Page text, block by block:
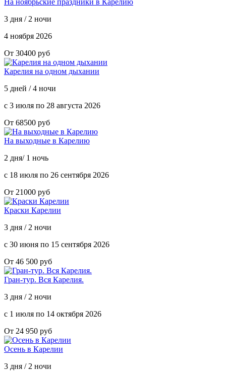
3 дня / 2 ночи
4 ноября 2026
От 30400 руб
Карелия на одном дыхании
5 дней / 4 ночи
с 3 июля по 28 августа 2026
От 68500 руб
На выходные в Карелию
2 дня/ 1 ночь
с 18 июля по 26 сентября 2026
От 21000 руб
Краски Карелии
3 дня / 2 ночи
с 30 июня по 15 сентября 2026
От 46 500 руб
Гран-тур. Вся Карелия.
3 дня / 2 ночи
с 1 июля по 14 октября 2026
От 24 950 руб
Осень в Карелии
3 дня / 2 ночи